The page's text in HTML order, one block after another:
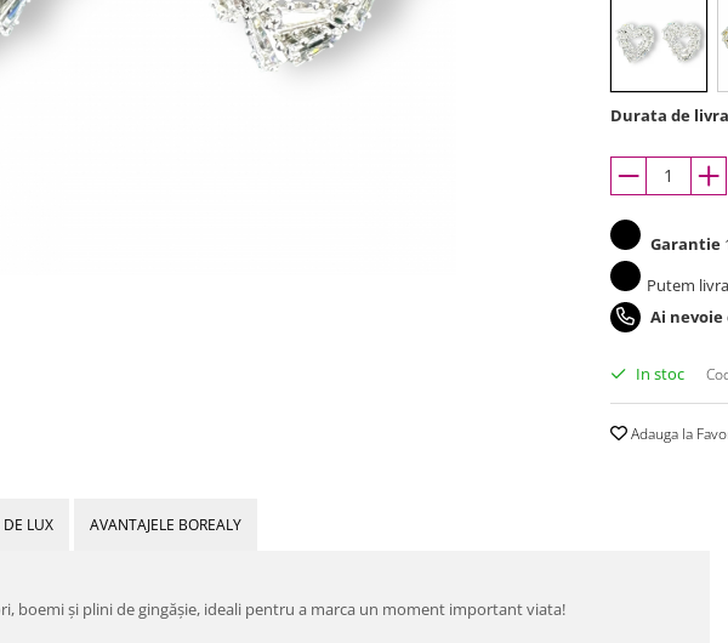
Durata de
Garantie
Putem
Ai
In stoc
Adauga la
LUX AVANTAJELE BOREALY
boemi și plini de gingășie, ideali pentru a marca un moment important viata!